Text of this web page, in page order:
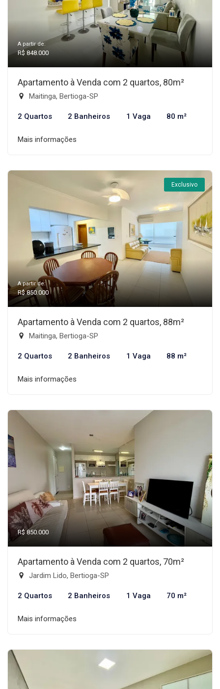
A partir de:
R$ 848.000
Apartamento à Venda com 2 quartos, 80m²
Maitinga, Bertioga-SP
2 Quartos 2 Banheiros 1 Vaga 80 m²
Mais informações
Exclusivo
A partir de:
R$ 850.000
Apartamento à Venda com 2 quartos, 88m²
Maitinga, Bertioga-SP
2 Quartos 2 Banheiros 1 Vaga 88 m²
Mais informações
R$ 850.000
Apartamento à Venda com 2 quartos, 70m²
Jardim Lido, Bertioga-SP
2 Quartos 2 Banheiros 1 Vaga 70 m²
Mais informações